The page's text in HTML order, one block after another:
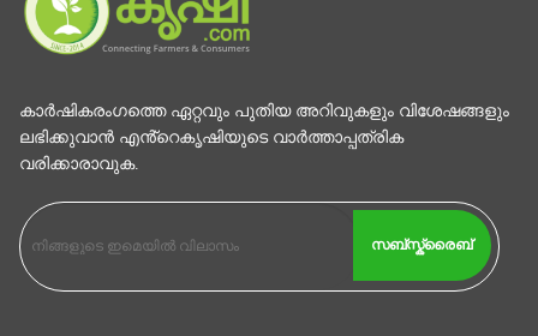
കാര്‍ഷികരംഗത്തെ ഏറ്റവും പുതിയ അറിവുകളും വിശേഷങ്ങളും
ലഭിക്കുവാന്‍ എൻ്റെകൃഷിയുടെ വാര്‍ത്താപ്പത്രിക
വരിക്കാരാവുക.
സബ്സ്ക്രൈബ്